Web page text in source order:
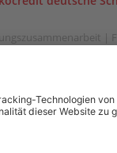
|